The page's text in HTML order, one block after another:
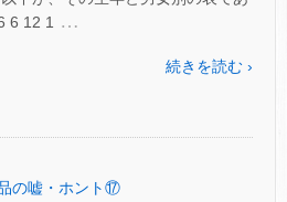
6 12 1 …
続きを読む ›
の嘘・ホント⑰